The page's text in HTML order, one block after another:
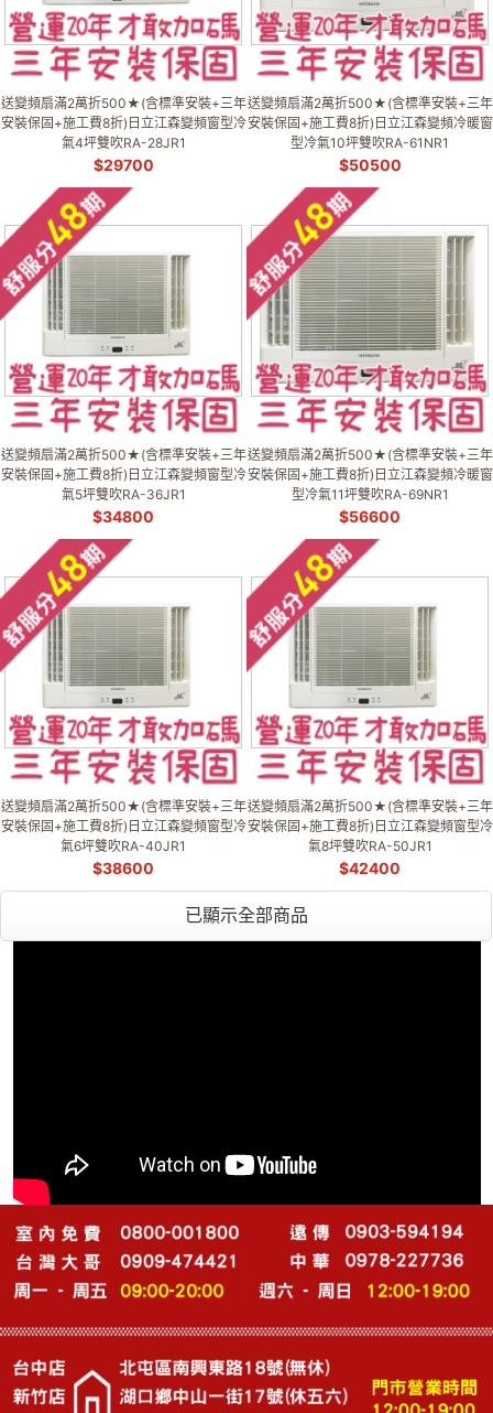
送變頻扇滿2萬折500★(含標準安裝+三年
安裝保固+施工費8折)日立江森變頻窗型冷
氣4坪雙吹RA-28JR1
$29700
送變頻扇滿2萬折500★(含標準安裝+三年
安裝保固+施工費8折)日立江森變頻冷暖窗
型冷氣10坪雙吹RA-61NR1
$50500
送變頻扇滿2萬折500★(含標準安裝+三年
安裝保固+施工費8折)日立江森變頻窗型冷
氣5坪雙吹RA-36JR1
$34800
送變頻扇滿2萬折500★(含標準安裝+三年
安裝保固+施工費8折)日立江森變頻冷暖窗
型冷氣11坪雙吹RA-69NR1
$56600
送變頻扇滿2萬折500★(含標準安裝+三年
安裝保固+施工費8折)日立江森變頻窗型冷
氣6坪雙吹RA-40JR1
$38600
送變頻扇滿2萬折500★(含標準安裝+三年
安裝保固+施工費8折)日立江森變頻窗型冷
氣8坪雙吹RA-50JR1
$42400
已顯示全部商品